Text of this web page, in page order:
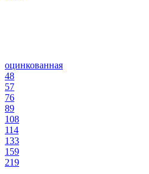
оцинкованная
48
57
76
89
108
114
133
159
219